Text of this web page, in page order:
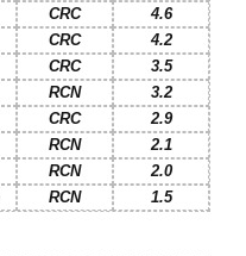
CRC
4.6
CRC
4.2
CRC
3.5
RCN
3.2
CRC
2.9
RCN
2.1
RCN
2.0
RCN 1.5